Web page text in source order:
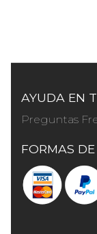
AYUDA EN
Preguntas
FORMAS